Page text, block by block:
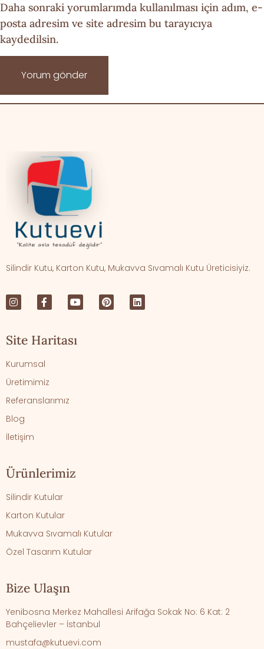
Daha sonraki yorumlarımda kullanılması için adım, e-
posta adresim ve site adresim bu tarayıcıya
kaydedilsin.
Silindir Kutu, Karton Kutu, Mukavva Sıvamalı Kutu Üreticisiyiz.
Site Haritası
Kurumsal
Üretimimiz
Referanslarımız
Blog
İletişim
Ürünlerimiz
Silindir Kutular
Karton Kutular
Mukavva Sıvamalı Kutular
Özel Tasarım Kutular
Bize Ulaşın
Yenibosna Merkez Mahallesi Arifağa Sokak No: 6 Kat: 2
Bahçelievler – İstanbul
mustafa@kutuevi.com